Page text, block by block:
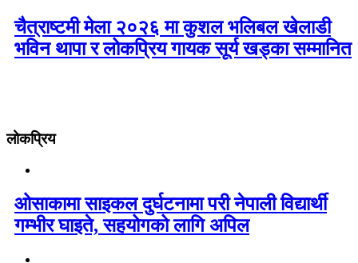
चैत्राष्टमी मेला २०२६ मा कुशल भलिबल खेलाडी
भविन थापा र लोकप्रिय गायक सूर्य खड्का सम्मानित
लोकप्रिय
ओसाकामा साइकल दुर्घटनामा परी नेपाली विद्यार्थी
गम्भीर घाइते, सहयोगको लागि अपिल